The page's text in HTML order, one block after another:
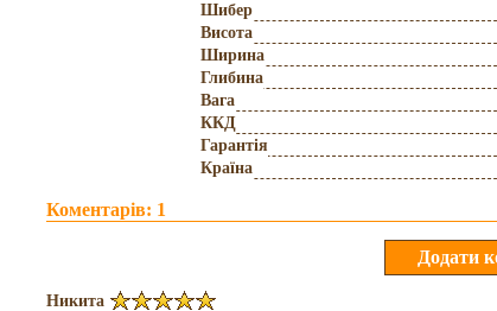
Шибер
Висота
Ширина
Глибина
Вага
ККД
Гарантія
Країна
Коментарів: 1
Никита